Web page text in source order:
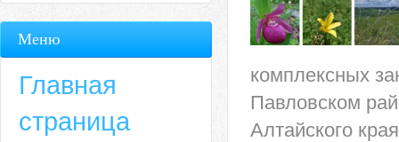
комплексных
Павловском
Алтайского
Меню
Главная
страница